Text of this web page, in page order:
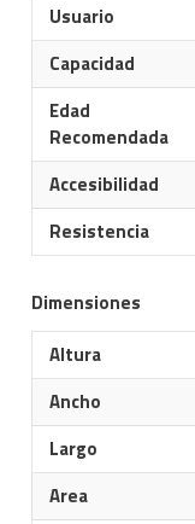
Usuario
Capacidad
Edad
Recomendada
Accesibilidad
Resistencia
Dimensiones
Altura
Ancho
Largo
Area